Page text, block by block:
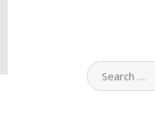
SEARCH
FOR: